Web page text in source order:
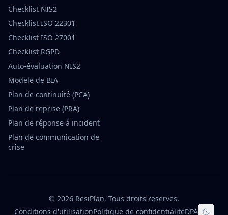
Checklist NIS2
Checklist ISO 22301
Checklist ISO 27001
Checklist RGPD
Auto-évaluation NIS2
Modèle de BIA
Plan de continuité (PCA)
Plan de reprise (PRA)
Plan de réponse à incident
Plan de communication de
crise
© 2026 ResiPlan. Tous droits reserves.
Conditions d'utilisationPolitique de confidentialiteDPA